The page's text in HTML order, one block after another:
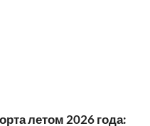
летом 2026 года: